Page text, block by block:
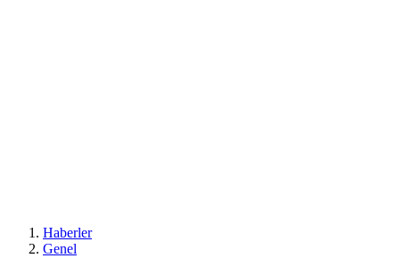
Haberler
Genel